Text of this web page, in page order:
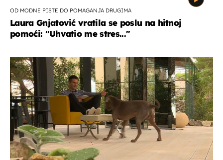
OD MODNE PISTE DO POMAGANJA DRUGIMA
Laura Gnjatović vratila se poslu na hitnoj
pomoći: "Uhvatio me stres..."